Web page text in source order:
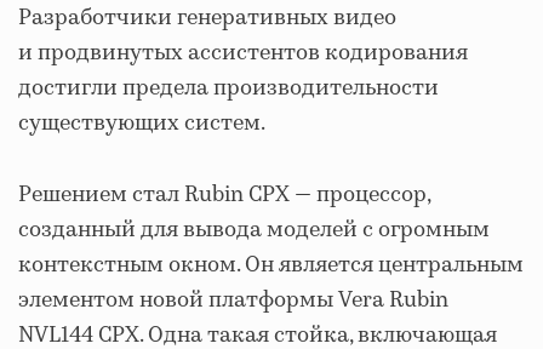
Разработчики генеративных видео
и продвинутых ассистентов кодирования
достигли предела производительности
существующих систем.
Решением стал Rubin CPX — процессор,
созданный для вывода моделей с огромным
контекстным окном. Он является центральным
элементом новой платформы Vera Rubin
NVL144 CPX. Одна такая стойка, включающая